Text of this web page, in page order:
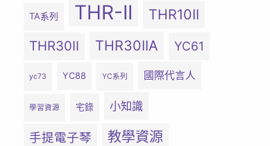
TA系列 THR-II THR10II
THR30II THR30IIA YC61
yc73 YC88 YC系列 國際代言人
學習資源 宅錄 小知識
手提電子琴 教學資源